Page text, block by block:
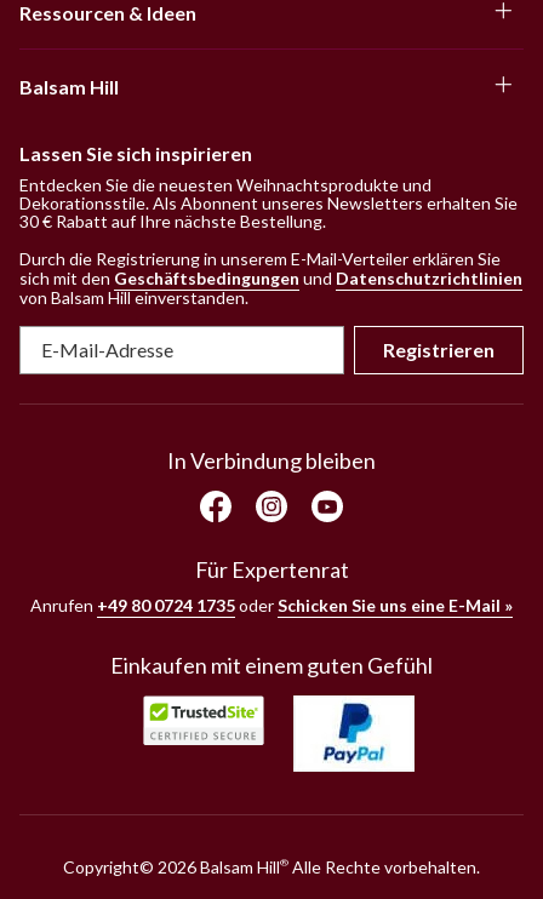
Ressourcen & Ideen
Balsam Hill
Lassen Sie sich inspirieren
Entdecken Sie die neuesten Weihnachtsprodukte und
Dekorationsstile. Als Abonnent unseres Newsletters erhalten Sie
30 € Rabatt auf Ihre nächste Bestellung.
Durch die Registrierung in unserem E-Mail-Verteiler erklären Sie
sich mit den Geschäftsbedingungen und Datenschutzrichtlinien
von Balsam Hill einverstanden.
Registrieren
In Verbindung bleiben
Für Expertenrat
Anrufen +49 80 0724 1735oderSchicken Sie uns eine E-Mail »
Einkaufen mit einem guten Gefühl
Copyright© 2026 Balsam Hill® Alle Rechte vorbehalten.